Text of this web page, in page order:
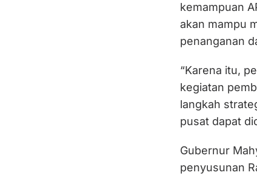
kemampuan
akan mampu
penanganan
“Karena itu,
kegiatan
langkah
pusat dapat
Gubernur
penyusunan